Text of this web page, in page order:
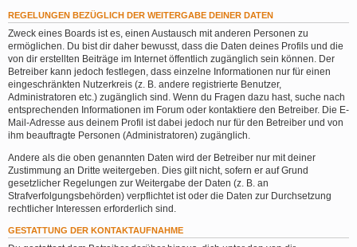
REGELUNGEN BEZÜGLICH DER WEITERGABE DEINER DATEN
Zweck eines Boards ist es, einen Austausch mit anderen Personen zu
ermöglichen. Du bist dir daher bewusst, dass die Daten deines Profils und die
von dir erstellten Beiträge im Internet öffentlich zugänglich sein können. Der
Betreiber kann jedoch festlegen, dass einzelne Informationen nur für einen
eingeschränkten Nutzerkreis (z. B. andere registrierte Benutzer,
Administratoren etc.) zugänglich sind. Wenn du Fragen dazu hast, suche nach
entsprechenden Informationen im Forum oder kontaktiere den Betreiber. Die E-
Mail-Adresse aus deinem Profil ist dabei jedoch nur für den Betreiber und von
ihm beauftragte Personen (Administratoren) zugänglich.
Andere als die oben genannten Daten wird der Betreiber nur mit deiner
Zustimmung an Dritte weitergeben. Dies gilt nicht, sofern er auf Grund
gesetzlicher Regelungen zur Weitergabe der Daten (z. B. an
Strafverfolgungsbehörden) verpflichtet ist oder die Daten zur Durchsetzung
rechtlicher Interessen erforderlich sind.
GESTATTUNG DER KONTAKTAUFNAHME